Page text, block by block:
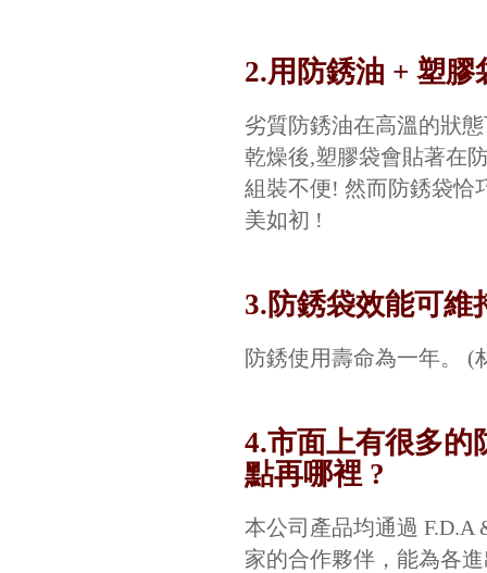
2.用防銹油 + 塑
劣質防銹油在高溫的狀
乾燥後,塑膠袋會貼著在
組裝不便! 然而防銹袋恰
美如初 !
3.防銹袋效能可維
防銹使用壽命為一年。 (
4.市面上有很多的
點再哪裡 ?
本公司產品均通過 F.D.A
家的合作夥伴，能為各